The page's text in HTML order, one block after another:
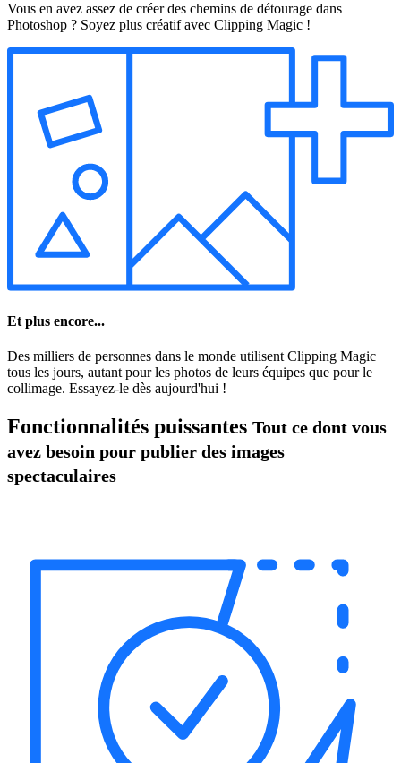
Vous en avez assez de créer des chemins de détourage dans
Photoshop ? Soyez plus créatif avec Clipping Magic !
Et plus encore...
Des milliers de personnes dans le monde utilisent Clipping Magic
tous les jours, autant pour les photos de leurs équipes que pour le
collimage. Essayez-le dès aujourd'hui !
Fonctionnalités puissantes Tout ce dont vous
avez besoin pour publier des images
spectaculaires